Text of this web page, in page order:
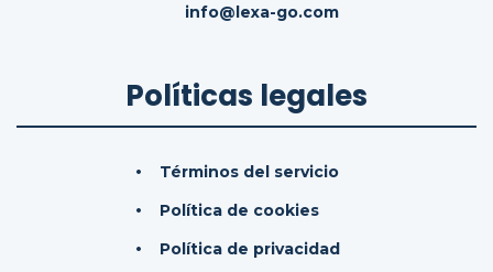
info@lexa-go.com
Políticas legales
Términos del servicio
Política de cookies
Política de privacidad